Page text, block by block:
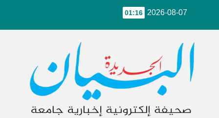
2026-08-07
01:16